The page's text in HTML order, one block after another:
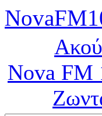
Nova FM